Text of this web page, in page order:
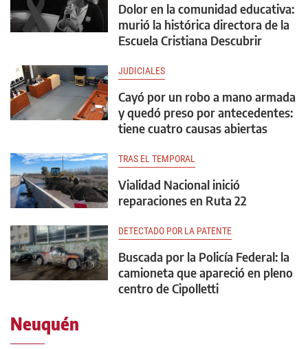
Dolor en la comunidad educativa:
murió la histórica directora de la
Escuela Cristiana Descubrir
JUDICIALES
Cayó por un robo a mano armada
y quedó preso por antecedentes:
tiene cuatro causas abiertas
TRAS EL TEMPORAL
Vialidad Nacional inició
reparaciones en Ruta 22
DETECTADO POR LA PATENTE
Buscada por la Policía Federal: la
camioneta que apareció en pleno
centro de Cipolletti
Neuquén